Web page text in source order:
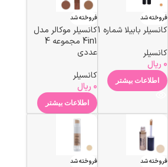
فروخته شد
کانسیلر بابیلا شماره 1
کانسیلر
0 ریال
اطلاعات بیشتر
فروخته شد
کانسیلر موکالر مدل
4in1 مجموعه 4
عددی
کانسیلر
0 ریال
اطلاعات بیشتر
فروخته شد فروخته شد